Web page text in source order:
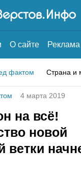
О сайте Реклама
фактом Страна и
4 марта 2019
на всё!
новой
ветки